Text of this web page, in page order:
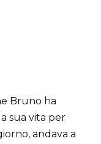
Bruno ha
sua vita per
andava a